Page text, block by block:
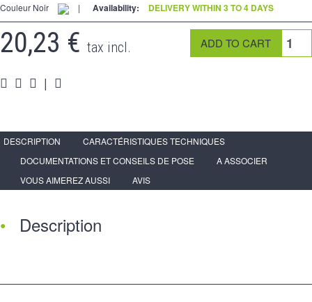
Espace PRO
Couleur Noir
| Availability: DELIVERY WITHIN 3 TO 4 DAYS
20,23 € tax incl.
|
DESCRIPTION
CARACTÉRISTIQUES TECHNIQUES
DOCUMENTATIONS ET CONSEILS DE POSE
A ASSOCIER
VOUS AIMEREZ AUSSI
AVIS
Description